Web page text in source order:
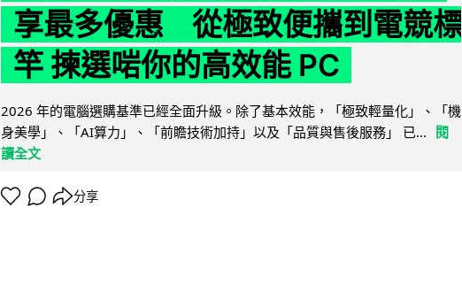
享最多優惠 從極致便攜到電競標
竿 揀選啱你的高效能 PC
2026 年的電腦選購基準已經全面升級。除了基本效能，「極致輕量化」、「機
身美學」、「AI算力」、「前瞻技術加持」以及「品質與售後服務」 已...
閱
讀全文
分享